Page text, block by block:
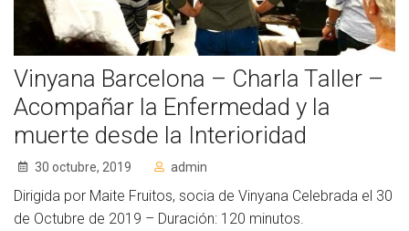
Vinyana Barcelona – Charla Taller –
Acompañar la Enfermedad y la
muerte desde la Interioridad
30 octubre, 2019 admin
Dirigida por Maite Fruitos, socia de Vinyana Celebrada el 30
de Octubre de 2019 – Duración: 120 minutos.